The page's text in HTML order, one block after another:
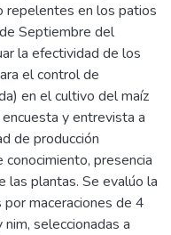
repelentes en los patios
Septiembre del
la efectividad de los
el control de
en el cultivo del maíz
encuesta y entrevista a
de producción
presencia
las plantas. Se evalúo la
maceraciones de 4
seleccionadas a